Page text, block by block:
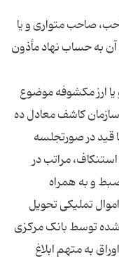
صاحب متواری و یا
به حساب نهاد مأذون
و یا ارز مکشوفه موضوع
سازمان کاشف معادل ده
باشد با قید در صورتجلسه
مراتب در
و به همراه
تملیکی تحویل
توسط بانک مرکزی
به متهم ابلاغ